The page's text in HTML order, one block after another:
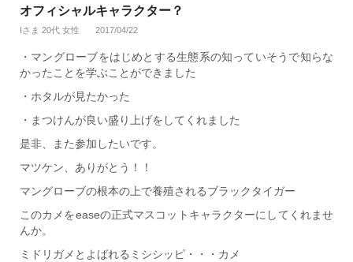
オフィシャルキャラクター？
Iさま 20代 女性 2017/04/22
・マングローブをはじめとする生態系の知っていそうで知らな
かったことを学ぶことができました
・ホタルが見たかった
・まつけんが良い盛り上げをしてくれました
是非、また参加したいです。
マツケン、ありがとう！！
マングローブの根本の上で養殖されるブラックタイガー
このカメをeaseの正式マスコットキャラクターにしてくれませ
んか。
ミドリガメとよばれるミシシッピ・・・カメ